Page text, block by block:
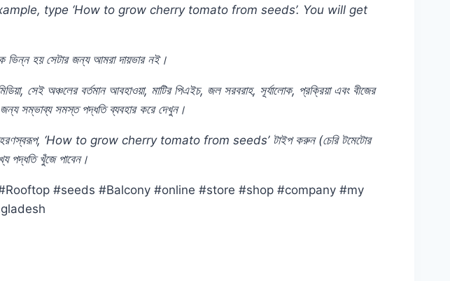
type ‘How to grow cherry tomato from seeds’. You will get
ভিন্ন হয় সেটার জন্য আমরা দায়ভার নই।
সেই অঞ্চলের বর্তমান আবহাওয়া, মাটির পিএইচ, জল সরবরাহ, সূর্যালোক, প্রক্রিয়া এবং বীজের
জন্য সম্ভাব্য সমস্ত পদ্ধতি ব্যবহার করে দেখুন।
‘How to grow cherry tomato from seeds’ টাইপ করুন (চেরি টমেটোর
পদ্ধতিখুঁজে পাবেন।
#seeds #Balcony #online #store #shop #company #my